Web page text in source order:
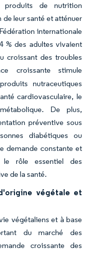
produits de nutrition
leur santé et atténuer
internationale
% des adultes vivaient
croissant des troubles
croissante stimule
nutraceutiques
cardiovasculaire, le
De plus,
préventive sous
diabétiques ou
demande constante et
le rôle essentiel des
de la santé.
végétale et
végétaliens et à base
du marché des
croissante des